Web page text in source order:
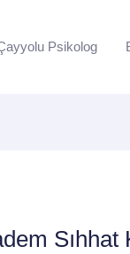
Psikolog